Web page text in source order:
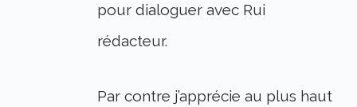
pour dialoguer avec Rui
rédacteur.
Par contre j’apprécie au plus haut